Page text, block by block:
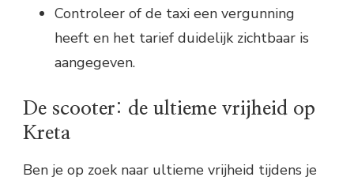
Controleer of de taxi een vergunning
heeft en het tarief duidelijk zichtbaar is
aangegeven.
De scooter: de ultieme vrijheid op
Kreta
Ben je op zoek naar ultieme vrijheid tijdens je